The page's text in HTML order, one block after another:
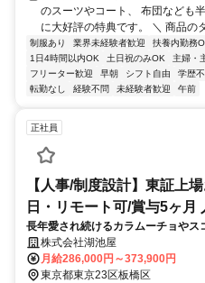
のスーツやコート、 布団なども
に大好評の特典です。 ＼ 商品の
制服あり 業界未経験者歓迎 扶養内勤務
1日4時間以内OK
土日祝のみOK 主婦・
フリーター歓迎
早朝 シフト自由 学歴
転勤なし
経験不問 未経験者歓迎 午前
正社員
【人事/制度設計】東証上
日・リモート可/賞与5ヶ月
長年愛され続けるカラムーチョや
の人気スナック製品を取り扱う当社
任せします。将来的には管理職とし
株式会社湖池屋
月給286,000円～373,900円
東京都東京23区板橋区